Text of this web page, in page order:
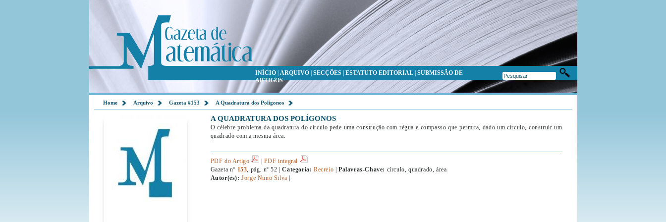
INÍCIO| ARQUIVO| SECÇÕES| ESTATUTO EDITORIAL| SUBMISSÃO DE
ARTIGOS
Home Arquivo Gazeta #153 A Quadratura dos Polígonos
A QUADRATURA DOS POLÍGONOS
O célebre problema da quadratura do círculo pede uma construção com régua e compasso que permita, dado um círculo, construir um
quadrado com a mesma área.
PDF do Artigo | PDF integral
Gazeta nº 153, pág. nº 52 |Categoria: Recreio Palavras-Chave: círculo, quadrado, área
Autor(es): Jorge Nuno Silva